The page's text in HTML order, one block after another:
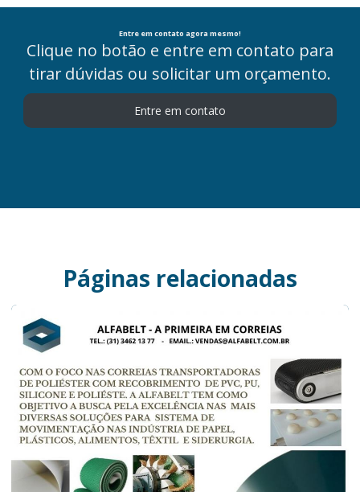
Entre em contato agora mesmo!
Clique no botão e entre em contato para
tirar dúvidas ou solicitar um orçamento.
Entre em contato
Páginas relacionadas